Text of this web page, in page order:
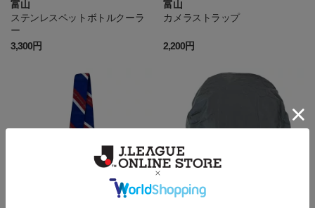
富山
ステンレスペットボトルクーラ
ー
3,300円
富山
カメラストラップ
2,200円